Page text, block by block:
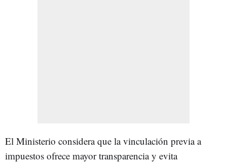
El Ministerio considera que la vinculación previa a
impuestos ofrece mayor transparencia y evita